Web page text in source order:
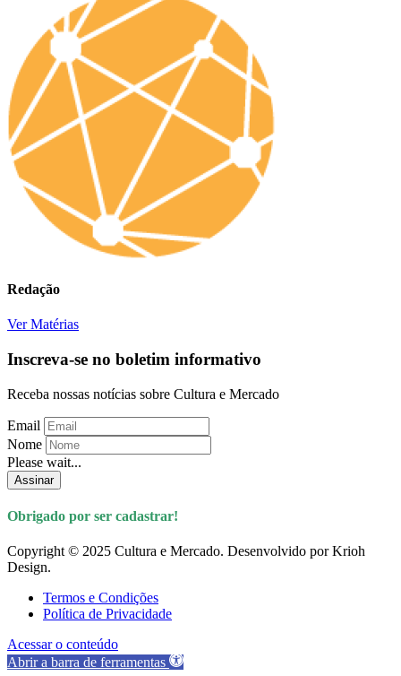
Redação
Ver Matérias
Inscreva-se no boletim informativo
Receba nossas notícias sobre Cultura e Mercado
Email
Nome
Please wait...
Assinar
Obrigado por ser cadastrar!
Copyright © 2025 Cultura e Mercado. Desenvolvido por Krioh
Design.
Termos e Condições
Política de Privacidade
Acessar o conteúdo
Abrir a barra de ferramentas